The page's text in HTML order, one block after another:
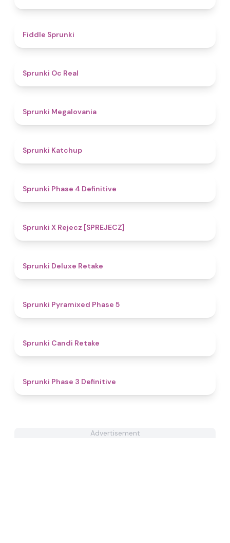
Fiddle Sprunki
Sprunki Oc Real
Sprunki Megalovania
Sprunki Katchup
Sprunki Phase 4 Definitive
Sprunki X Rejecz [SPREJECZ]
Sprunki Deluxe Retake
Sprunki Pyramixed Phase 5
Sprunki Candi Retake
Sprunki Phase 3 Definitive
Advertisement